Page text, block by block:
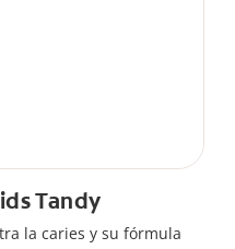
Tandy
la caries y su fórmula